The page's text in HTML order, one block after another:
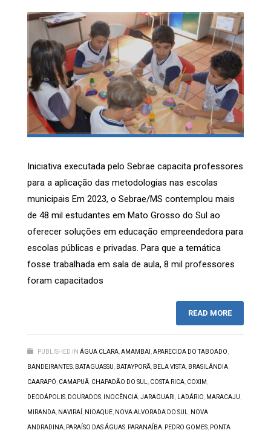
Iniciativa executada pelo Sebrae capacita professores
para a aplicação das metodologias nas escolas
municipais Em 2023, o Sebrae/MS contemplou mais
de 48 mil estudantes em Mato Grosso do Sul ao
oferecer soluções em educação empreendedora para
escolas públicas e privadas. Para que a temática
fosse trabalhada em sala de aula, 8 mil professores
foram capacitados
READ MORE
PUBLISHED IN ÁGUA CLARA,AMAMBAI ,APARECIDA DO TABOADO,
BANDEIRANTES, BATAGUASSU, BATAYPORÃ, BELA VISTA, BRASILÂNDIA,
CAARAPÓ, CAMAPUÃ, CHAPADÃO DO SUL, COSTA RICA, COXIM ,
DEODÁPOLIS, DOURADOS, INOCÊNCIA,JARAGUARI , LADÁRIO, MARACAJU,
MIRANDA, NAVIRAÍ , NIOAQUE, NOVA ALVORADA DO SUL, NOVA
ANDRADINA, PARAÍSO DAS ÁGUAS, PARANAÍBA, PEDRO GOMES, PONTA